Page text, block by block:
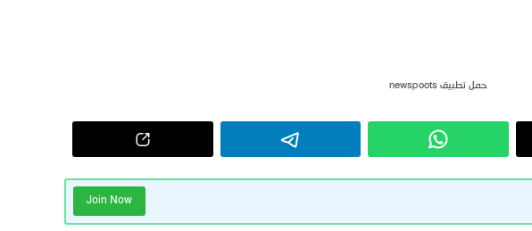
حمل تطبيق newspoots
Join Now